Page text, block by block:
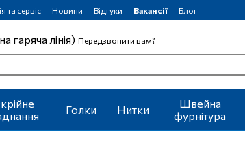
та сервіс Новини Відгуки Вакансії Блог
лінія) Передзвонити вам?
Голки Нитки
Швейна
фурнітура